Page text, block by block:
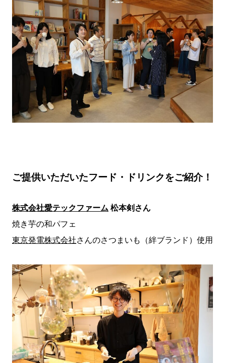
ご提供いただいたフード・ドリンクをご紹介！
株式会社愛テックファーム 松本剣さん
焼き芋の和パフェ
東京発電株式会社さんのさつまいも（絆ブランド）使用